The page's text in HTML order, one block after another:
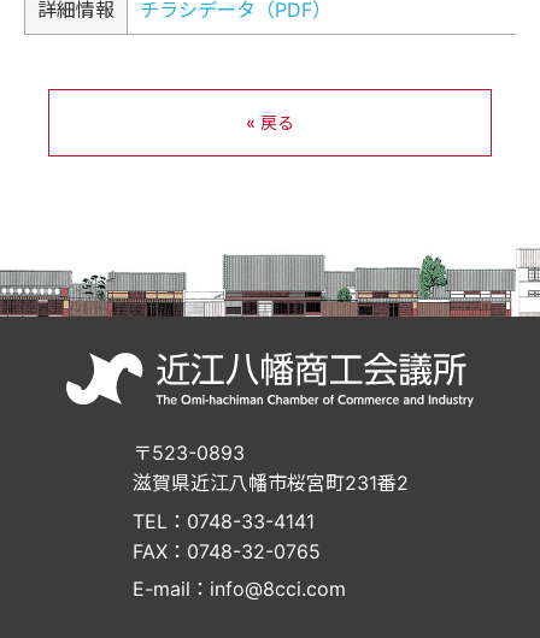
詳細情報 チラシデータ（PDF）
« 戻る
〒523-0893
滋賀県近江八幡市桜宮町231番2
TEL：0748-33-4141
FAX：0748-32-0765
E-mail：info@8cci.com